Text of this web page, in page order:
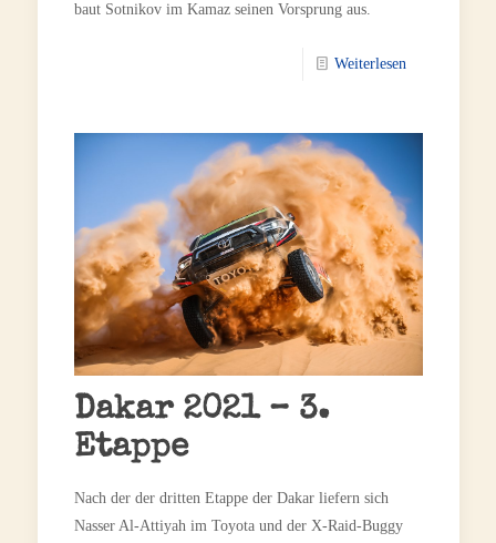
baut Sotnikov im Kamaz seinen Vorsprung aus.
Weiterlesen
Dakar 2021 – 3.
Etappe
Nach der der dritten Etappe der Dakar liefern sich
Nasser Al-Attiyah im Toyota und der X-Raid-Buggy